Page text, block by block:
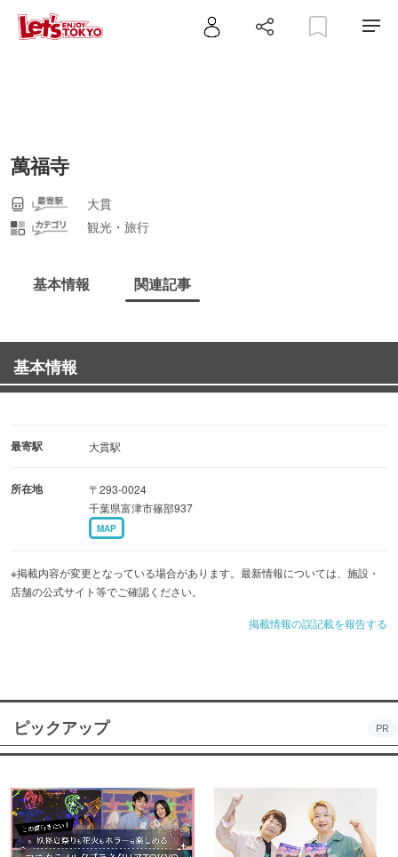
萬福寺
大貫
観光・旅行
基本情報 関連記事
基本情報
最寄駅 大貫駅
所在地
〒293-0024
千葉県富津市篠部937
MAP
※掲載内容が変更となっている場合があります。最新情報については、施設・
店舗の公式サイト等でご確認ください。
掲載情報の誤記載を報告する
ピックアップ PR